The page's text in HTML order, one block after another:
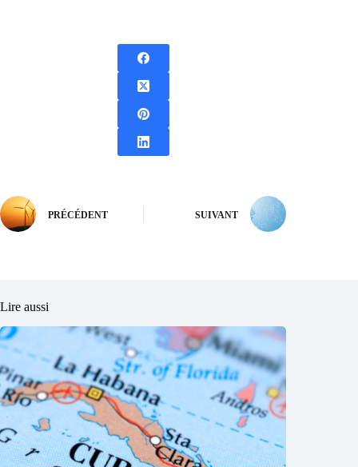
PRÉCÉDENT SUIVANT
Lire aussi